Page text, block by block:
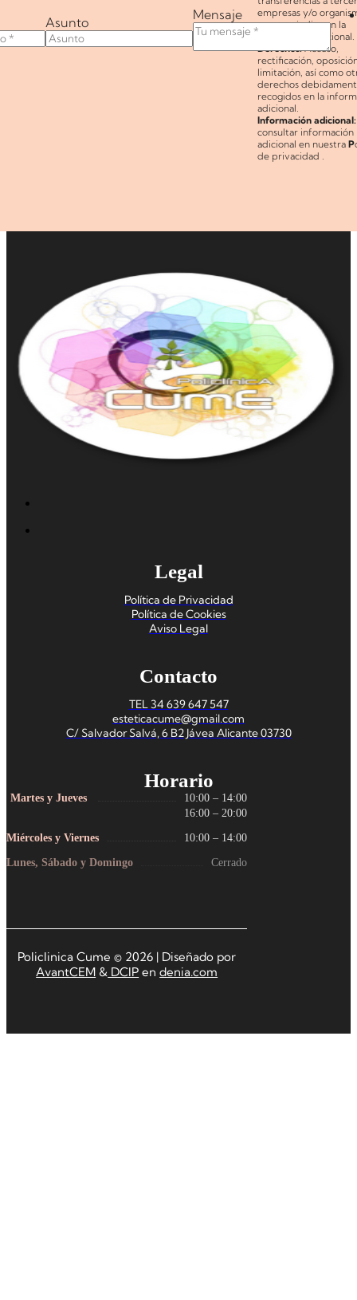
Asunto Mensaje
empresas y/o
como se indica en la
información adicional.
Derechos:Acceso,
rectificación,
limitación, así como
derechos
recogidos en la
adicional.
Información adicional:
consultar información
adicional en nuestraP
de privacidad .
Legal
Política de Privacidad
Política de Cookies
Aviso Legal
Contacto
TEL 34 639 647 547
esteticacume@gmail.com
C/ Salvador Salvá, 6 B2 Jávea Alicante 03730
Horario
Martes y Jueves
10:00 – 14:00
16:00 – 20:00
Miércoles y Viernes 10:00 – 14:00
Lunes, Sábado y Domingo Cerrado
Policlinica Cume © 2026 | Diseñado por
AvantCEM & DCIP endenia.com